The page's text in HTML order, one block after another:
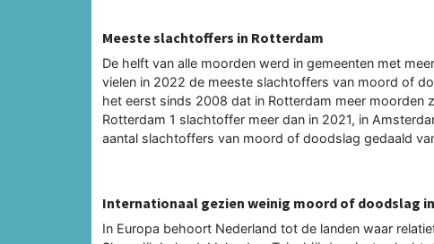
Meeste slachtoffers in Rotterdam
De helft van alle moorden werd in gemeenten met
vielen in 2022 de meeste slachtoffers van moord of
het eerst sinds 2008 dat in Rotterdam meer moorden
Rotterdam 1 slachtoffer meer dan in 2021, in
aantal slachtoffers van moord of doodslag gedaald
Internationaal gezien weinig moord of doodslag
In Europa behoort Nederland tot de landen waar